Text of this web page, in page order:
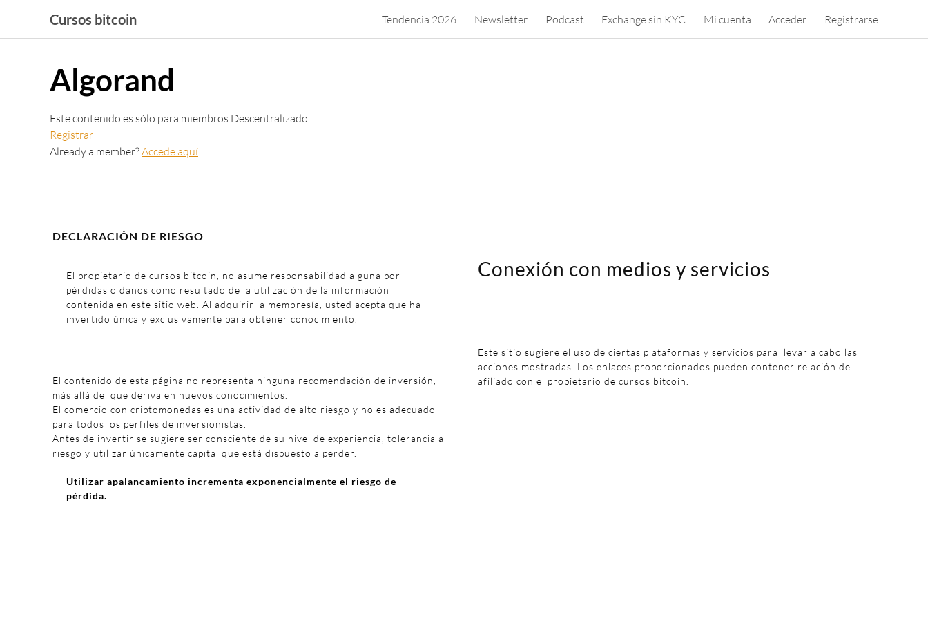
contenido
Cursos bitcoin Tendencia 2026 Newsletter Podcast Exchange sin KYC Mi cuenta Acceder Registrarse
Algorand
Este contenido es sólo para miembros Descentralizado.
Registrar
Already a member?Accede aquí
DECLARACIÓN DE RIESGO
El propietario de cursos bitcoin, no asume responsabilidad alguna por
pérdidas o daños como resultado de la utilización de la información
contenida en este sitio web. Al adquirir la membresía, usted acepta que ha
invertido única y exclusivamente para obtener conocimiento.
El contenido de esta página no representa ninguna recomendación de inversión,
más allá del que deriva en nuevos conocimientos.
El comercio con criptomonedas es una actividad de alto riesgo y no es adecuado
para todos los perfiles de inversionistas.
Antes de invertir se sugiere ser consciente de su nivel de experiencia, tolerancia al
riesgo y utilizar únicamente capital que está dispuesto a perder.
Utilizar apalancamiento incrementa exponencialmente el riesgo de
pérdida.
Conexión con medios y servicios
Este sitio sugiere el uso de ciertas plataformas y servicios para llevar a cabo las
acciones mostradas. Los enlaces proporcionados pueden contener relación de
afiliado con el propietario de cursos bitcoin.